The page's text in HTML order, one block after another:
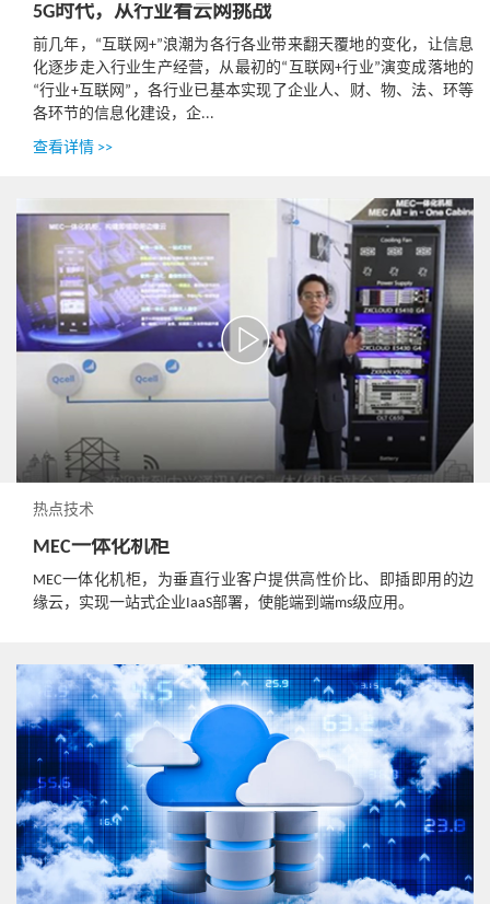
5G时代，从行业看云网挑战
前几年，“互联网+”浪潮为各行各业带来翻天覆地的变化，让信息
化逐步走入行业生产经营，从最初的“互联网+行业”演变成落地的
“行业+互联网”，各行业已基本实现了企业人、财、物、法、环等
各环节的信息化建设，企...
查看详情 >>
热点技术
MEC一体化机柜
MEC一体化机柜，为垂直行业客户提供高性价比、即插即用的边
缘云，实现一站式企业IaaS部署，使能端到端ms级应用。